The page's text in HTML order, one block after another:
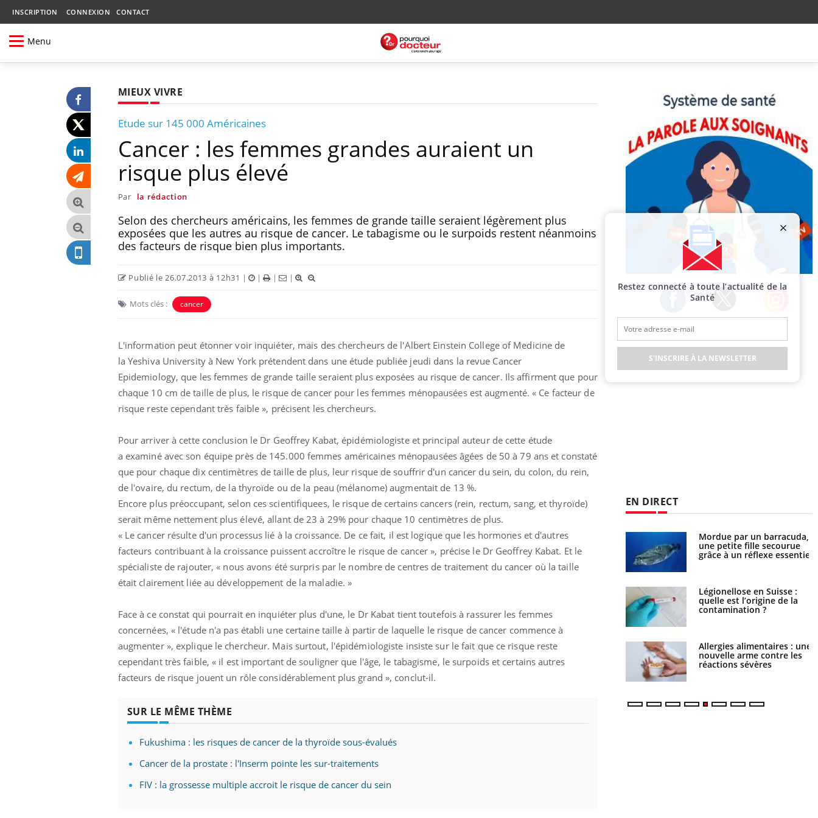
INSCRIPTION CONNEXION CONTACT
Menu
MIEUX VIVRE
Etude sur 145 000 Américaines
Cancer : les femmes grandes auraient un
risque plus élevé
Par la rédaction
Selon des chercheurs américains, les femmes de grande taille seraient légèrement plus
exposées que les autres au risque de cancer. Le tabagisme ou le surpoids restent néanmoins
des facteurs de risque bien plus importants.
Publié le 26.07.2013 à 12h31 | | | |
Mots clés : cancer
L'information peut étonner voir inquiéter, mais des chercheurs de l'Albert Einstein College of Medicine de
laYeshiva Universityà New York prétendent dans une étude publiée jeudi dans la revue Cancer
Epidemiology, que les femmes de grande taille seraient plus exposées au risque de cancer. Ils affirment que pour
chaque 10 cm de taille de plus, le risque de cancer pour les femmes ménopausées est augmenté. « Ce facteur de
risque reste cependant très faible », précisent les chercheurs.
Pour arriver à cette conclusion le Dr Geoffrey Kabat, épidémiologiste et principal auteur de cette étude
a examiné avec son équipe près de 145.000 femmes américaines ménopausées âgées de 50 à 79 ans et constaté
que pour chaque dix centimètres de taille de plus, leur risque de souffrir d'un cancer du sein, du colon, du rein,
de l'ovaire, du rectum, de la thyroïde ou de la peau (mélanome) augmentait de 13 %.
Encore plus préoccupant, selon ces scientifiquees, le risque de certains cancers (rein, rectum, sang, et thyroïde)
serait même nettement plus élevé, allant de 23 à 29% pour chaque 10 centimètres de plus.
« Le cancer résulte d'un processus lié à la croissance. De ce fait, il est logique que les hormones et d'autres
facteurs contribuant à la croissance puissent accroître le risque de cancer », précise le Dr Geoffrey Kabat. Et le
spécialiste de rajouter, « nous avons été surpris par le nombre de centres de traitement du cancer où la taille
était clairement liée au développement de la maladie. »
Face à ce constat qui pourrait en inquiéter plus d'une, le Dr Kabat tient toutefois à rassurer les femmes
concernées, « l'étude n'a pas établi une certaine taille à partir de laquelle le risque de cancer commence à
augmenter », explique le chercheur. Mais surtout, l'épidémiologiste insiste sur le fait que ce risque reste
cependant très faible, « il est important de souligner que l'âge, le tabagisme, le surpoids et certains autres
facteurs de risque jouent un rôle considérablement plus grand », conclut-il.
SUR LE MÊME THÈME
Fukushima : les risques de cancer de la thyroïde sous-évalués
Cancer de la prostate : l'Inserm pointe les sur-traitements
FIV : la grossesse multiple accroit le risque de cancer du sein
Facebook Twitter Instagram
EN DIRECT
La sieste empêche-t-elle de
dormir la nuit ?
elle enfin ?
Pourquoi votre ventre
gâche-t-il les premiers
jours de vos vacances ?
Fortes chaleurs : pourquoi
le risque de noyade
grimpe-t-il ?
Pourquoi manger moins de
protéines pourrait
finalement être bénéfique
Grossesse et chaleur : ce
que dit la science
lecture ?
Mordue par une tique en
vacances, elle reste dans le
coma pendant 42 jours
Mordue par un barracuda,
une petite fille secourue
grâce à un réflexe essentiel
Légionellose en Suisse :
quelle est l’origine de la
contamination ?
Allergies alimentaires : une
nouvelle arme contre les
réactions sévères
Restez connecté à toute l’actualité de la
Santé
S'INSCRIRE À LA NEWSLETTER